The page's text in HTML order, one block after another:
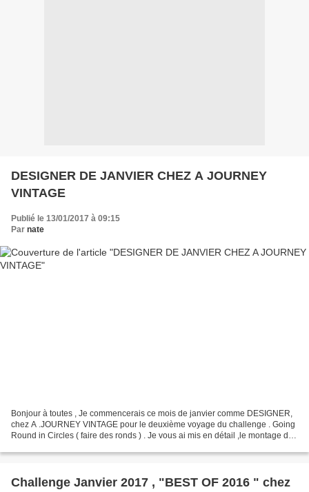
DESIGNER DE JANVIER CHEZ A JOURNEY
VINTAGE
Publié le 13/01/2017 à 09:15
Par nate
Bonjour à toutes , Je commencerais ce mois de janvier comme DESIGNER,
chez A .JOURNEY VINTAGE pour le deuxième voyage du challenge . Going
Round in Circles ( faire des ronds ) . Je vous ai mis en détail ,le montage de
Challenge Janvier 2017 , "BEST OF 2016 " chez